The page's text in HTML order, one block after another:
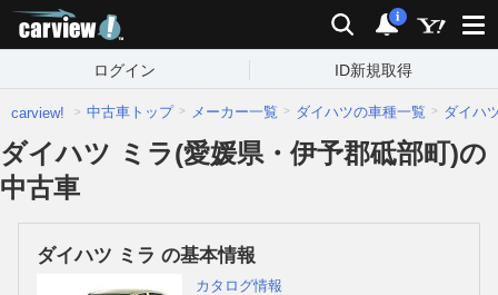
検索 通知
i
ログイン ID新規取得
carview! 中古車トップ メーカー一覧 ダイハツの車種一覧 ダイハ
ダイハツ ミラ(愛媛県・伊予郡砥部町)の
中古車
ダイハツ ミラ の基本情報
カタログ情報